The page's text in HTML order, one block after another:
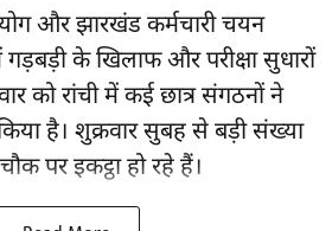
और झारखंड कर्मचारी चयन
के खिलाफ और परीक्षा सुधारों
को रांची में कई छात्र संगठनों ने
है। शुक्रवार सुबह से बड़ी संख्या
पर इकट्ठा हो रहे हैं।